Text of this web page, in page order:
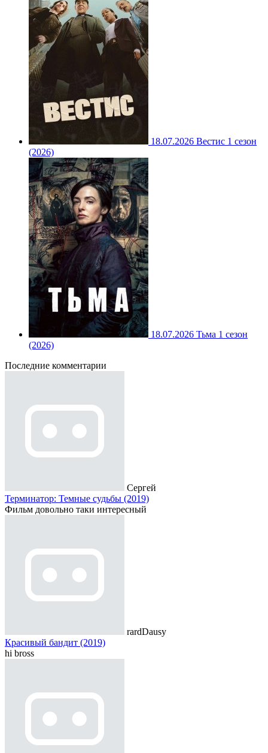
18.07.2026 Вестис 1 сезон
(2026)
18.07.2026 Тьма 1 сезон
(2026)
Последние комментарии
Сергей
Терминатор: Темные судьбы (2019)
Фильм довольно таки интересный
rardDausy
Красивый бандит (2019)
hi bross